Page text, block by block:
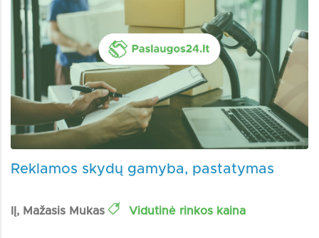
Reklamos skydų gamyba, pastatymas
IĮ, Mažasis Mukas Vidutinė rinkos kaina